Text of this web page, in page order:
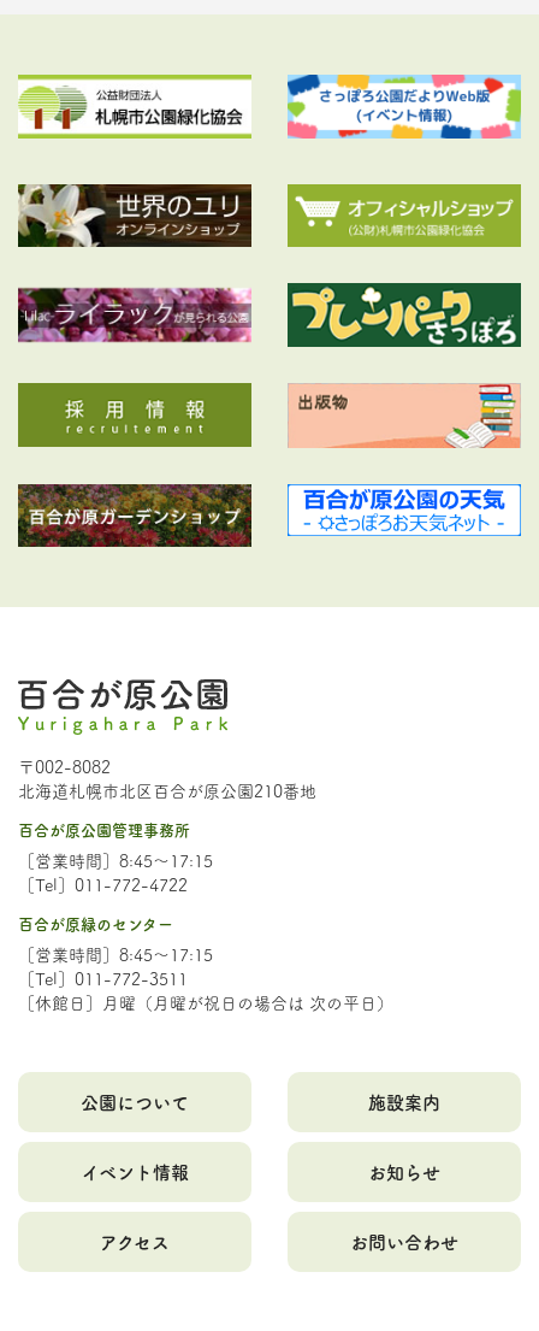
〒002-8082
北海道札幌市北区百合が原公園210番地
百合が原公園管理事務所
［営業時間］8:45～17:15
［Tel］011-772-4722
百合が原緑のセンター
［営業時間］8:45～17:15
［Tel］011-772-3511
［休館日］月曜（月曜が祝日の場合は 次の平日）
公園について 施設案内
イベント情報 お知らせ
アクセス お問い合わせ